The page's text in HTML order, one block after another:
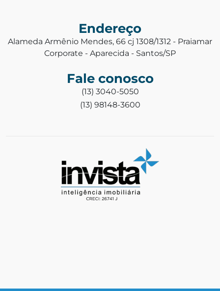
Endereço
Alameda Armênio Mendes, 66 cj 1308/1312 - Praiamar
Corporate - Aparecida - Santos/SP
Fale conosco
(13) 3040-5050
(13) 98148-3600